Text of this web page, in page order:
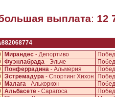
выплата: 12
Мирандес - Депортиво
Фуэнлабрада - Эльче
Понферрадина - Альмерия
Эстремадура - Спортинг Хихон
Малага - Алькоркон
Альбасете - Сарагоса